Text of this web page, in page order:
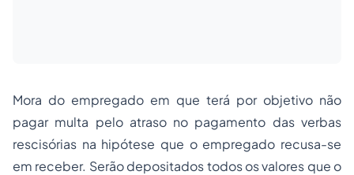
Mora do empregado em que terá por objetivo não
pagar multa pelo atraso no pagamento das verbas
rescisórias na hipótese que o empregado recusa-se
em receber. Serão depositados todos os valores que o